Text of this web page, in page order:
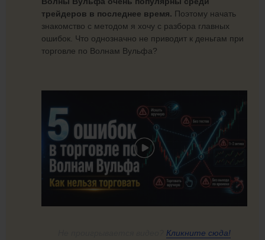
трейдеров в последнее время. Поэтому начать
знакомство с методом я хочу с разбора главных
ошибок. Что однозначно не приводит к деньгам при
торговле по Волнам Вульфа?
Кликните сюда!